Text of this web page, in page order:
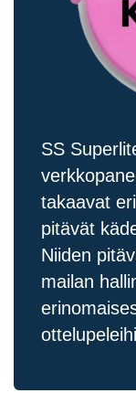
SS
takaavat
pitävät
Niiden
mailan